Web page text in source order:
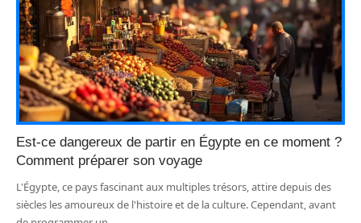
Est-ce dangereux de partir en Égypte en ce moment ?
Comment préparer son voyage
L'Égypte, ce pays fascinant aux multiples trésors, attire depuis des
siècles les amoureux de l'histoire et de la culture. Cependant, avant